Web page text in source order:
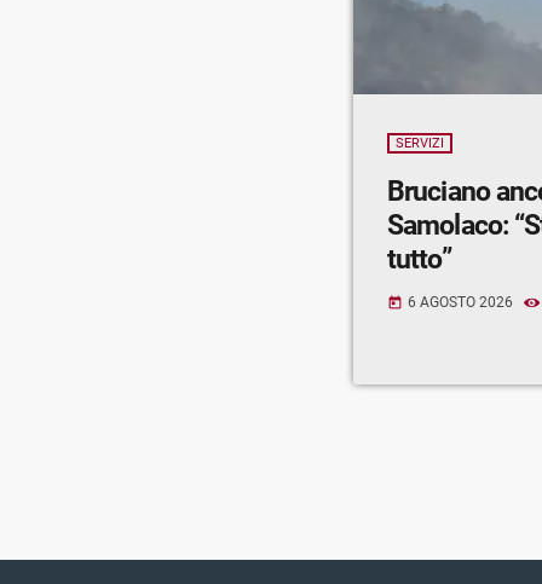
SERVIZI
Bruciano
Samolaco:
tutto”
today 6 AGOSTO 2026